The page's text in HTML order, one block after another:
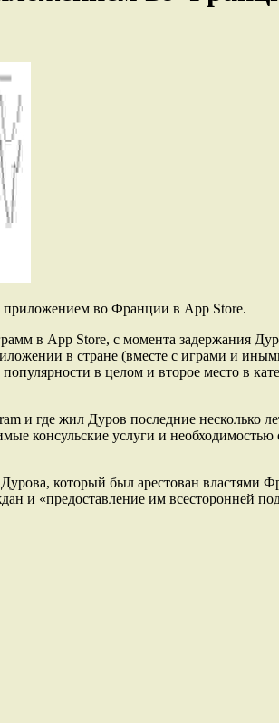
приложением во Франции в App Store.
в App Store, с момента задержания
в стране (вместе с играми и
в целом и второе место в
и где жил Дуров последние несколько
консульские услуги и необходимостью
который был арестован властями
и «предоставление им всесторонней